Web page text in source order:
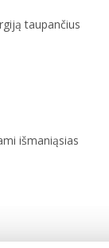
taupančius
išmaniąsias